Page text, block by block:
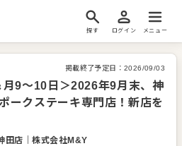
探す ログイン メニュー
掲載終了予定日： 2026/09/03
9～10日＞2026年9月末、神
ークステーキ専門店！新店を
田店 ｜株式会社M&Y